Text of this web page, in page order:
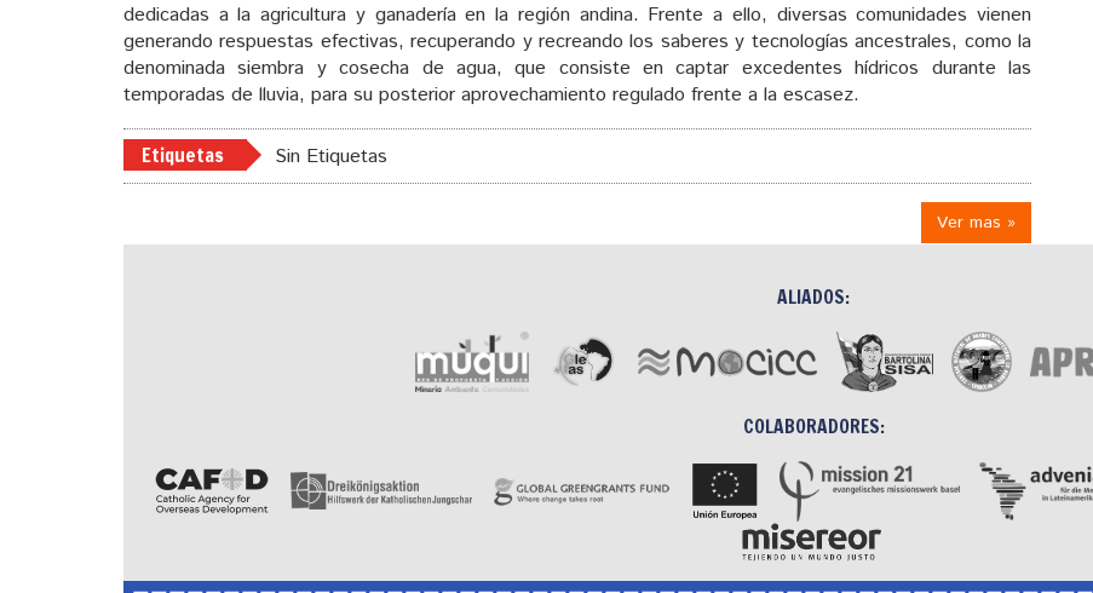
dedicadas a la agricultura y ganadería en la región andina. Frente a ello, diversas comunidades vienen
generando respuestas efectivas, recuperando y recreando los saberes y tecnologías ancestrales, como la
denominada siembra y cosecha de agua, que consiste en captar excedentes hídricos durante las
temporadas de lluvia, para su posterior aprovechamiento regulado frente a la escasez.
Etiquetas Sin Etiquetas
Ver mas »
ALIADOS:
COLABORADORES: